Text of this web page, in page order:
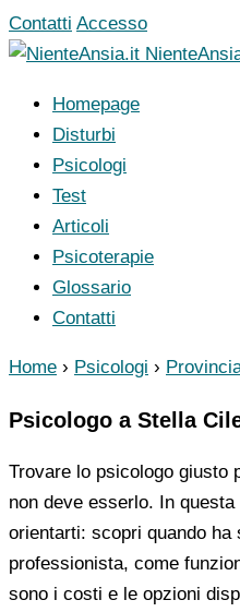
Vai
al
Contatti Accesso
Homepage
Disturbi
Psicologi
Test
Articoli
Psicoterapie
Glossario
Contatti
Home › Psicologi ›
Psicologo a Stella
Trovare lo psicologo giusto
non deve esserlo. In
orientarti: scopri quando ha
professionista, come
sono i costi e le opzioni